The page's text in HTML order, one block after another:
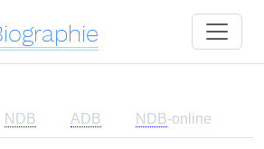
NDB ADB NDB-online